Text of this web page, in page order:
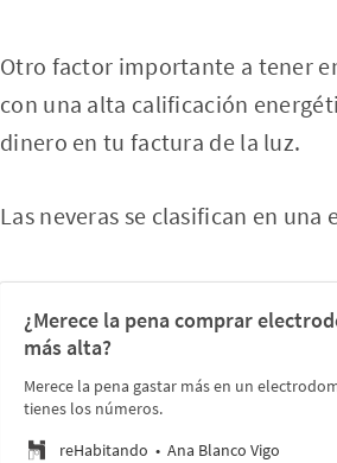
Otro factor importante a tener
con una alta calificación
dinero en tu factura de la luz.
Las neveras se clasifican en una
¿Merece la pena comprar
más alta?
Merece la pena gastar más en un
tienes los números.
reHabitando
Ana Blanco Vigo